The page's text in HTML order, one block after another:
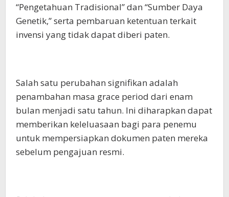
“Pengetahuan Tradisional” dan “Sumber Daya
Genetik,” serta pembaruan ketentuan terkait
invensi yang tidak dapat diberi paten.
Salah satu perubahan signifikan adalah
penambahan masa grace period dari enam
bulan menjadi satu tahun. Ini diharapkan dapat
memberikan keleluasaan bagi para penemu
untuk mempersiapkan dokumen paten mereka
sebelum pengajuan resmi.